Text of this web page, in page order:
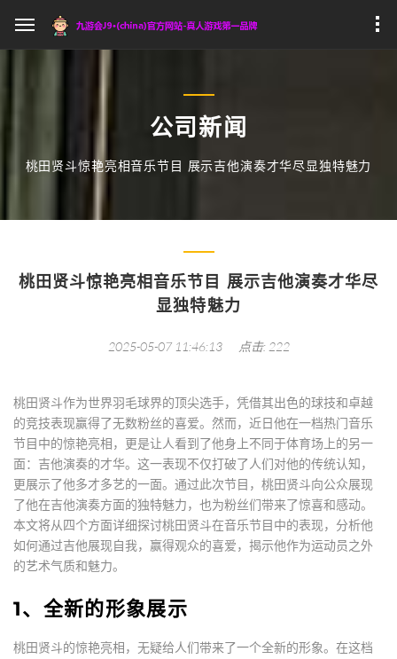
公司新闻
桃田贤斗惊艳亮相音乐节目 展示吉他演奏才华尽显独特魅力
桃田贤斗惊艳亮相音乐节目 展示吉他演奏才华尽
显独特魅力
2025-05-07 11:46:13 点击: 222
桃田贤斗作为世界羽毛球界的顶尖选手，凭借其出色的球技和卓越
的竞技表现赢得了无数粉丝的喜爱。然而，近日他在一档热门音乐
节目中的惊艳亮相，更是让人看到了他身上不同于体育场上的另一
面：吉他演奏的才华。这一表现不仅打破了人们对他的传统认知，
更展示了他多才多艺的一面。通过此次节目，桃田贤斗向公众展现
了他在吉他演奏方面的独特魅力，也为粉丝们带来了惊喜和感动。
本文将从四个方面详细探讨桃田贤斗在音乐节目中的表现，分析他
如何通过吉他展现自我，赢得观众的喜爱，揭示他作为运动员之外
的艺术气质和魅力。
1、全新的形象展示
桃田贤斗的惊艳亮相，无疑给人们带来了一个全新的形象。在这档